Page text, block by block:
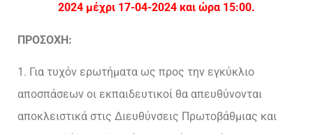
2024 μέχρι 17-04-2024 και ώρα 15:00.
ΠΡΟΣΟΧΗ:
1. Για τυχόν ερωτήματα ως προς την εγκύκλιο
αποσπάσεων οι εκπαιδευτικοί θα απευθύνονται
αποκλειστικά στις Διευθύνσεις Πρωτοβάθμιας και